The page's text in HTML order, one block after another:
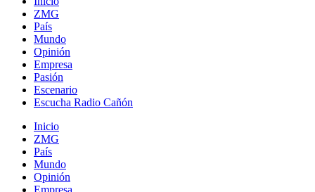
ZMG
País
Mundo
Opinión
Empresa
Pasión
Escenario
Escucha Radio Cañón
Inicio
ZMG
País
Mundo
Opinión
Empresa